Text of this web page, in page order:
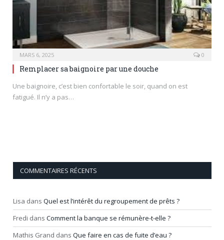
MARS 6, 2025 0
Remplacer sa baignoire par une douche
Une baignoire, c’est bien confortable le soir, quand on est
fatigué. Il n’y a pas…
COMMENTAIRES RÉCENTS
Lisa dans Quel est l’intérêt du regroupement de prêts ?
Fredi dans Comment la banque se rémunère-t-elle ?
Mathis Grand dans Que faire en cas de fuite d’eau ?